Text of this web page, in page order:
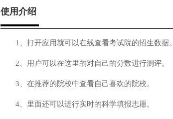
使用介绍
1、打开应用就可以在线查看考试院的招生数据。
2、用户可以在这里的对自己的分数进行测评。
3、在推荐的院校中查看自己喜欢的院校。
4、里面还可以进行实时的科学填报志愿。